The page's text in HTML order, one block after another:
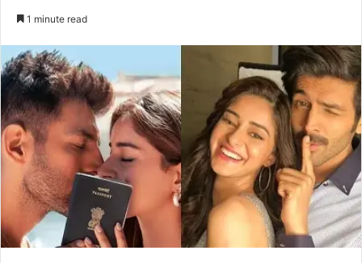
1 minute read